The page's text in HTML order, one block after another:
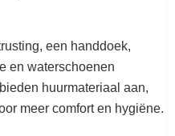
een handdoek,
en waterschoenen
huurmateriaal aan,
meer comfort en hygiëne.